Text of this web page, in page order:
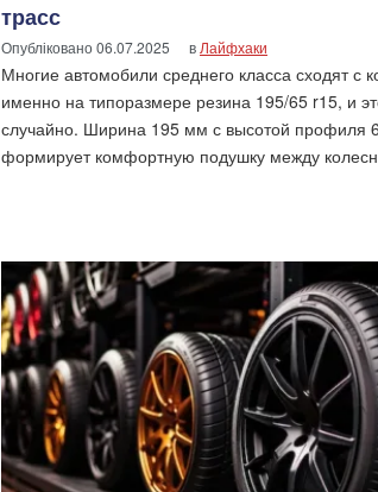
трасс
Опубліковано06.07.2025 в Лайфхаки
Многие автомобили среднего класса сходят с
именно на типоразмере резина 195/65 r15, и
случайно. Ширина 195 мм с высотой профиля
формирует комфортную подушку между